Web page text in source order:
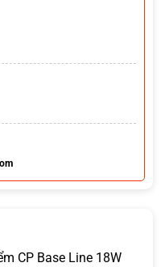
CP Base Line 18W